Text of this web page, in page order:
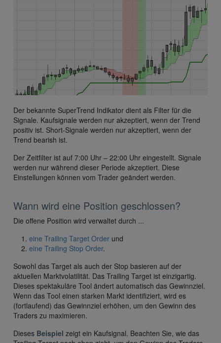
Der bekannte SuperTrend Indikator dient als Filter für die
Signale. Kaufsignale werden nur akzeptiert, wenn der Trend
positiv ist. Short-Signale werden nur akzeptiert, wenn der
Trend bearish ist.
Der Zeitfilter ist auf 7:00 Uhr – 22:00 Uhr eingestellt. Signale
werden nur während dieser Periode akzeptiert. Diese
Einstellungen können vom Trader geändert werden.
Wann wird eine Position geschlossen?
Die offene Position wird verwaltet durch ...
eine Trailing Target Order und
eine Trailing Stop Order.
Sowohl das Target als auch der Stop basieren auf der
aktuellen Marktvolatilität. Das Trailing Target ist einzigartig.
Dieses spektakuläre Tool ändert automatisch das Gewinnziel.
Wenn das Tool einen starken Markt identifiziert, wird es
(fortlaufend) das Gewinnziel erhöhen, um den Gewinn des
Traders zu maximieren.
Dieses Beispiel zeigt ein Kaufsignal. Beachten Sie, wie das